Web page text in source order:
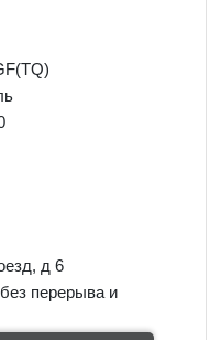
д 6
перерыва и